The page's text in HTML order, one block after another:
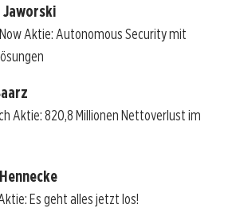
Aktie: Autonomous Security mit
Aktie: 820,8 Millionen Nettoverlust im
Es geht alles jetzt los!